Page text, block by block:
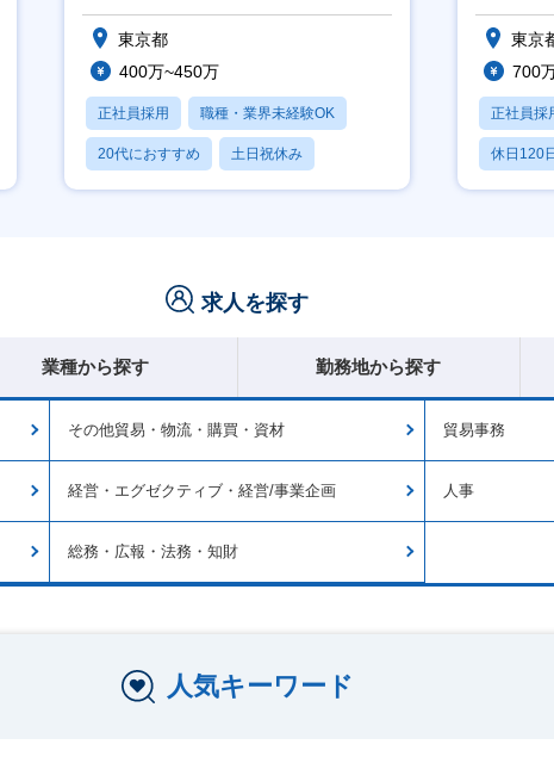
東京都
400万~450万
正社員採用 職種・業界未経験OK
20代におすすめ 土日祝休み
休日120日以上
東京
700
正社員採
休日120
賞与あり
求人を探す
業種から探す 勤務地から探す
その他貿易・物流・購買・資材 貿易事務
経営・エグゼクティブ・経営/事業企画 人事
総務・広報・法務・知財
人気キーワード